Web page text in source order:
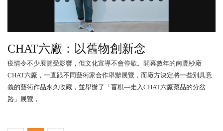
CHAT六廠：以舊物創新念
疫情令不少展覽受影響，但文化宣導不會停歇。開幕數年的南豐紗廠
CHAT六廠，一直跟不同藝術家合作舉辦展覽，而廠方決定將一些別具意
義的藝術作品永久收藏，並舉辦了「盲棋—走入CHAT六廠藏品的分岔
路」展覽，...